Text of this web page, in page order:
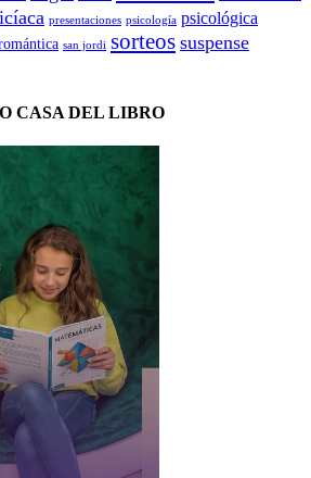
presentaciones psicología psicológica
san jordi sorteos suspense
CASA DEL LIBRO